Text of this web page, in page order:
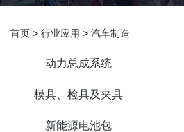
首页 > 行业应用 > 汽车制造
动力总成系统
模具、检具及夹具
新能源电池包